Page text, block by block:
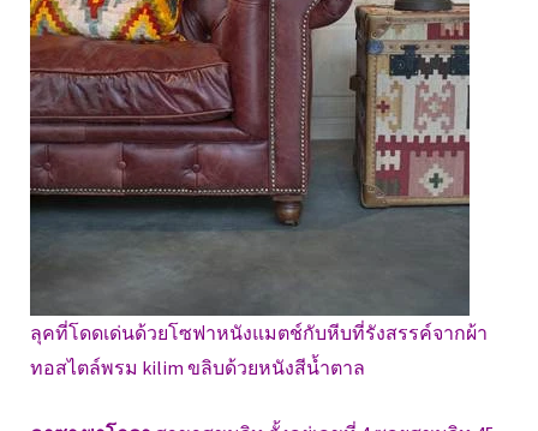
ลุคที่โดดเด่นด้วยโซฟาหนังแมตช์กับหีบที่รังสรรค์จากผ้า
ทอสไตล์พรม kilim ขลิบด้วยหนังสีน้ำตาล